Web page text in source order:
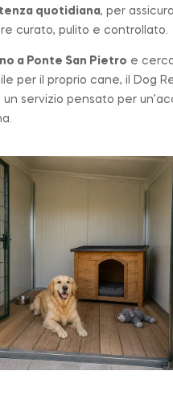
quotidiana, per
curato, pulito e controllato.
a Ponte San Pietro e
per il proprio cane, il Dog
servizio pensato per